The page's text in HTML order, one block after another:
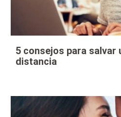
5 consejos para salvar
distancia